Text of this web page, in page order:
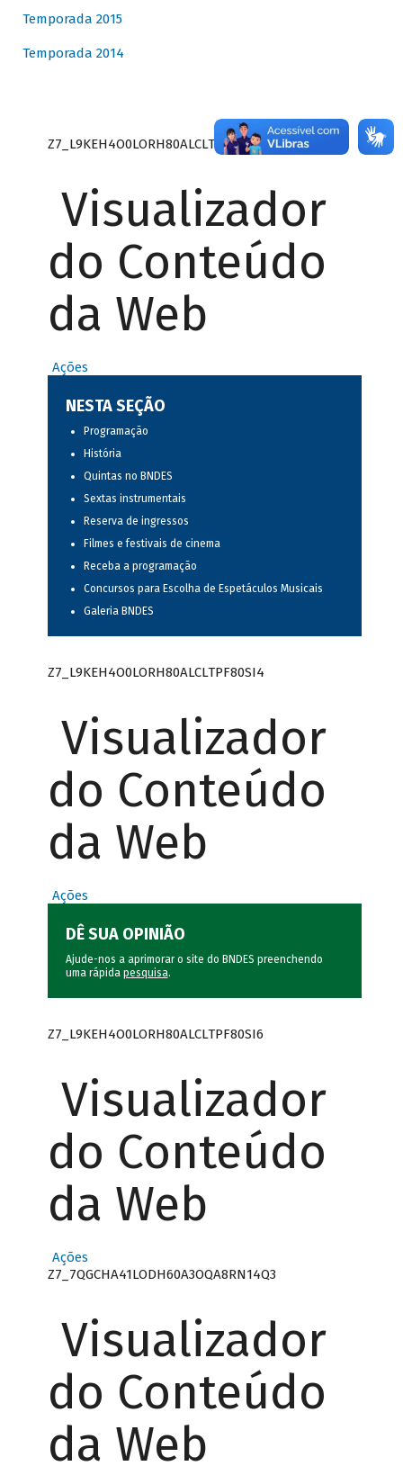
Temporada 2015
Temporada 2014
Z7_L9KEH4O0LORH80ALCLTPF80S27
Visualizador
do Conteúdo
da Web
Ações
NESTA SEÇÃO
Programação
História
Quintas no BNDES
Sextas instrumentais
Reserva de ingressos
Filmes e festivais de cinema
Receba a programação
Concursos para Escolha de Espetáculos Musicais
Galeria BNDES
Z7_L9KEH4O0LORH80ALCLTPF80SI4
Visualizador
do Conteúdo
da Web
Ações
DÊ SUA OPINIÃO
Ajude-nos a aprimorar o site do BNDES preenchendo
uma rápida pesquisa.
Z7_L9KEH4O0LORH80ALCLTPF80SI6
Visualizador
do Conteúdo
da Web
Ações
Z7_7QGCHA41LODH60A3OQA8RN14Q3
Visualizador
do Conteúdo
da Web